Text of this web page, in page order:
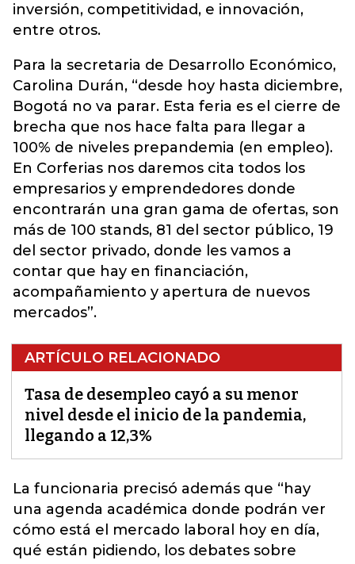
inversión, competitividad, e innovación,
entre otros.
Para la secretaria de Desarrollo Económico,
Carolina Durán, “desde hoy hasta diciembre,
Bogotá no va parar. Esta feria es el cierre de
brecha que nos hace falta para llegar a
100% de niveles prepandemia (en empleo).
En Corferias nos daremos cita todos los
empresarios y emprendedores donde
encontrarán una gran gama de ofertas, son
más de 100 stands, 81 del sector público, 19
del sector privado, donde les vamos a
contar que hay en financiación,
acompañamiento y apertura de nuevos
mercados”.
ARTÍCULO RELACIONADO
Tasa de desempleo cayó a su menor
nivel desde el inicio de la pandemia,
llegando a 12,3%
La funcionaria precisó además que “hay
una agenda académica donde podrán ver
cómo está el mercado laboral
hoy en día,
qué están pidiendo, los debates sobre